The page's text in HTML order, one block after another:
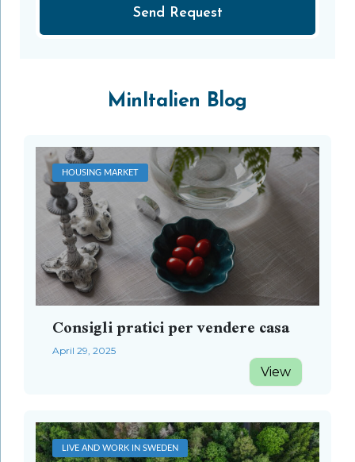
Send Request
MinItalien Blog
Consigli pratici per vendere casa
April 29, 2025
View
HOUSING MARKET
LIVE AND WORK IN SWEDEN